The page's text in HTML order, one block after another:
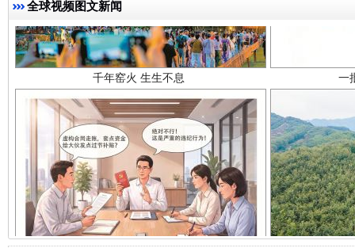
全球视频图文新闻
揭开“小金库”的免责幌子